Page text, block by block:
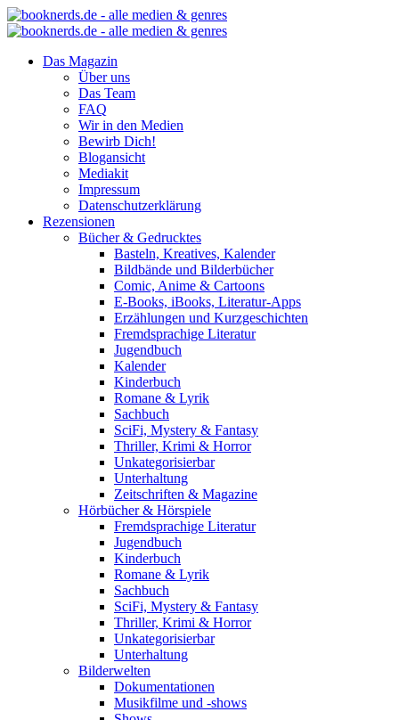
Das Magazin
Über uns
Das Team
FAQ
Wir in den Medien
Bewirb Dich!
Blogansicht
Mediakit
Impressum
Datenschutzerklärung
Rezensionen
Bücher & Gedrucktes
Basteln, Kreatives, Kalender
Bildbände und Bilderbücher
Comic, Anime & Cartoons
E-Books, iBooks, Literatur-Apps
Erzählungen und Kurzgeschichten
Fremdsprachige Literatur
Jugendbuch
Kalender
Kinderbuch
Romane & Lyrik
Sachbuch
SciFi, Mystery & Fantasy
Thriller, Krimi & Horror
Unkategorisierbar
Unterhaltung
Zeitschriften & Magazine
Hörbücher & Hörspiele
Fremdsprachige Literatur
Jugendbuch
Kinderbuch
Romane & Lyrik
Sachbuch
SciFi, Mystery & Fantasy
Thriller, Krimi & Horror
Unkategorisierbar
Unterhaltung
Bilderwelten
Dokumentationen
Musikfilme und -shows